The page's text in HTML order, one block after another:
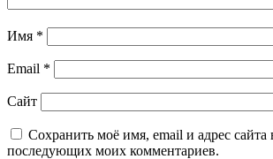
Имя *
Email *
Сайт
Сохранить моё имя, email и адрес сайта
последующих моих комментариев.